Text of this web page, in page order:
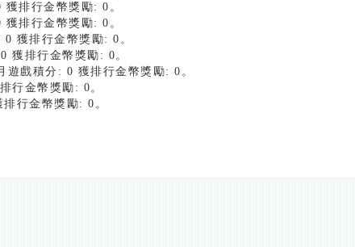
排行金幣獎勵: 0。
排行金幣獎勵: 0。
獲排行金幣獎勵: 0。
獲排行金幣獎勵: 0。
戲積分: 0 獲排行金幣獎勵: 0。
行金幣獎勵: 0。
行金幣獎勵: 0。